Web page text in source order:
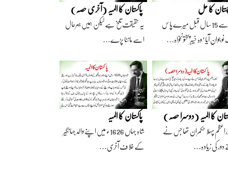
کا حل
آج سے 15 سال قبل میرے پاس
آیا‘ وہ خیبرپختونخواہ…
پاکستان کا المیہ (آخری حصہ)
یہ حقیقت تلخ ہے لیکن ہمیں بہرحال
اسے ماننا پڑے…
کا المیہ (دوسرا حصہ)
پہلا حکمران تھا جس نے
کی زیادہ…
پاکستان کا المیہ
شاہ جہاں 1626ء میں اپنے والد جہانگیر
کے خلاف آخری…